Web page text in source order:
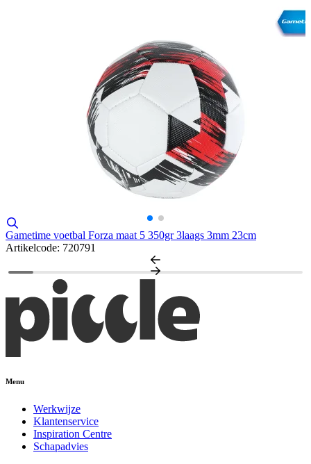
Gametime voetbal Forza maat 5 350gr 3laags 3mm 23cm
Artikelcode: 720791
Menu
Werkwijze
Klantenservice
Inspiration Centre
Schapadvies